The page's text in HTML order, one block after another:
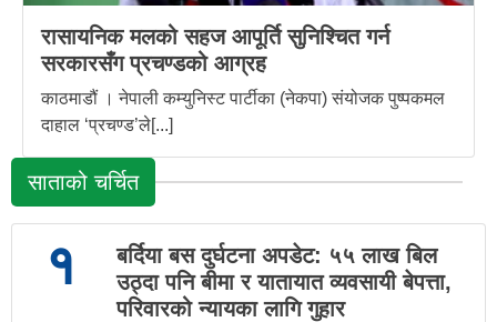
रासायनिक मलको सहज आपूर्ति सुनिश्चित गर्न
सरकारसँग प्रचण्डको आग्रह
काठमाडौं । नेपाली कम्युनिस्ट पार्टीका (नेकपा) संयोजक पुष्पकमल
दाहाल ‘प्रचण्ड’ले[...]
साताको चर्चित
१
बर्दिया बस दुर्घटना अपडेट: ५५ लाख बिल
उठ्दा पनि बीमा र यातायात व्यवसायी बेपत्ता,
परिवारको न्यायका लागि गुहार